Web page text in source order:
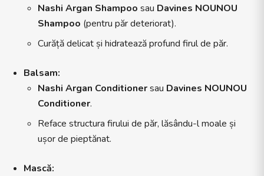
Nashi Argan Shampoo sau Davines NOUNOU
Shampoo (pentru păr deteriorat).
Curăță delicat și hidratează profund firul de păr.
Balsam:
Nashi Argan Conditionersau Davines NOUNOU
Conditioner.
Reface structura firului de păr, lăsându-l moale și
ușor de pieptănat.
Mască: